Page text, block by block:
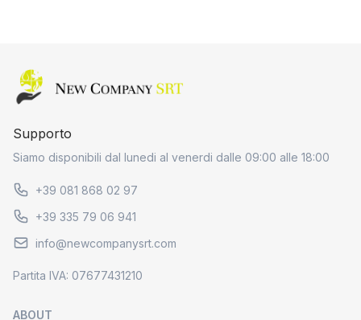
Home page
ABOUT
Supporto
Siamo disponibili dal lunedi al venerdi dalle 09:00 alle 18:00
+39 081 868 02 97
+39 335 79 06 941
info@newcompanysrt.com
Partita IVA: 07677431210